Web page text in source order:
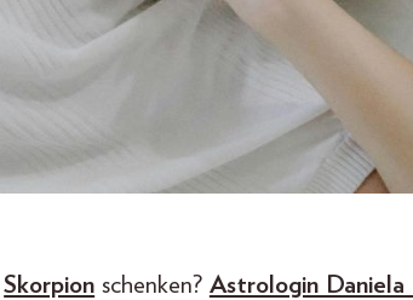
Skorpion schenken? Astrologin Daniela